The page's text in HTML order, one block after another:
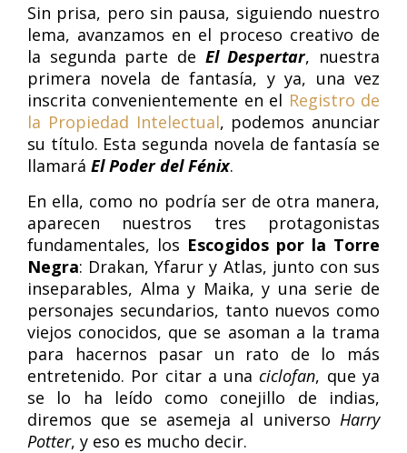
Sin prisa, pero sin pausa, siguiendo nuestro
lema, avanzamos en el proceso creativo de
la segunda parte de El Despertar, nuestra
primera novela de fantasía, y ya, una vez
inscrita convenientemente en el Registro de
la Propiedad Intelectual, podemos anunciar
su título. Esta segunda novela de fantasía se
llamará El Poder del Fénix.
En ella, como no podría ser de otra manera,
aparecen nuestros tres protagonistas
fundamentales, los Escogidos por la Torre
Negra: Drakan, Yfarur y Atlas, junto con sus
inseparables, Alma y Maika, y una serie de
personajes secundarios, tanto nuevos como
viejos conocidos, que se asoman a la trama
para hacernos pasar un rato de lo más
entretenido. Por citar a unaciclofan, que ya
se lo ha leído como conejillo de indias,
diremos que se asemeja al universo Harry
Potter, y eso es mucho decir.